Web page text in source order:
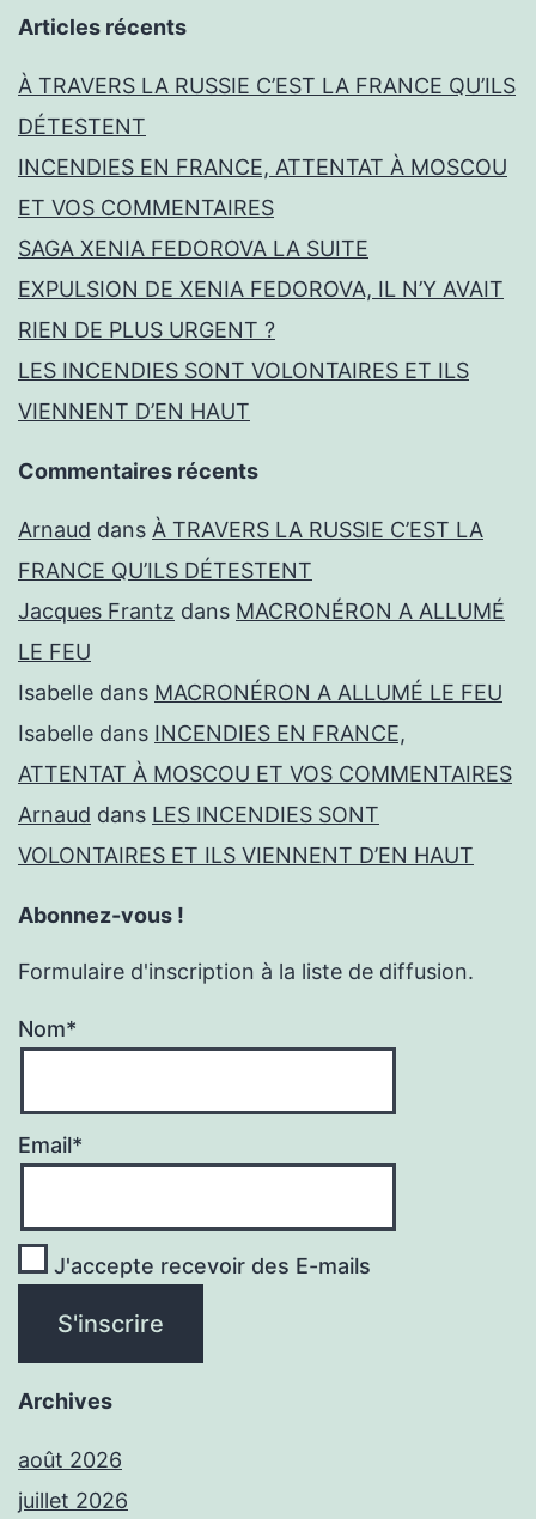
Articles récents
À TRAVERS LA RUSSIE C’EST LA FRANCE QU’ILS
DÉTESTENT
INCENDIES EN FRANCE, ATTENTAT À MOSCOU
ET VOS COMMENTAIRES
SAGA XENIA FEDOROVA LA SUITE
EXPULSION DE XENIA FEDOROVA, IL N’Y AVAIT
RIEN DE PLUS URGENT ?
LES INCENDIES SONT VOLONTAIRES ET ILS
VIENNENT D’EN HAUT
Commentaires récents
Arnaud dans À TRAVERS LA RUSSIE C’EST LA
FRANCE QU’ILS DÉTESTENT
Jacques Frantz dans MACRONÉRON A ALLUMÉ
LE FEU
Isabelle dans MACRONÉRON A ALLUMÉ LE FEU
Isabelle dans INCENDIES EN FRANCE,
ATTENTAT À MOSCOU ET VOS COMMENTAIRES
Arnaud dans LES INCENDIES SONT
VOLONTAIRES ET ILS VIENNENT D’EN HAUT
Abonnez-vous !
Formulaire d'inscription à la liste de diffusion.
Nom*
Email*
J'accepte recevoir des E-mails
Archives
août 2026
juillet 2026